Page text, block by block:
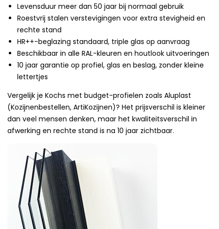
Levensduur meer dan 50 jaar bij normaal gebruik
Roestvrij stalen verstevigingen voor extra stevigheid en
rechte stand
HR++-beglazing standaard, triple glas op aanvraag
Beschikbaar in alle RAL-kleuren en houtlook uitvoeringen
10 jaar garantie op profiel, glas en beslag, zonder kleine
lettertjes
Vergelijk je Kochs met budget-profielen zoals Aluplast
(Kozijnenbestellen, ArtiKozijnen)? Het prijsverschil is kleiner
dan veel mensen denken, maar het kwaliteitsverschil in
afwerking en rechte stand is na 10 jaar zichtbaar.